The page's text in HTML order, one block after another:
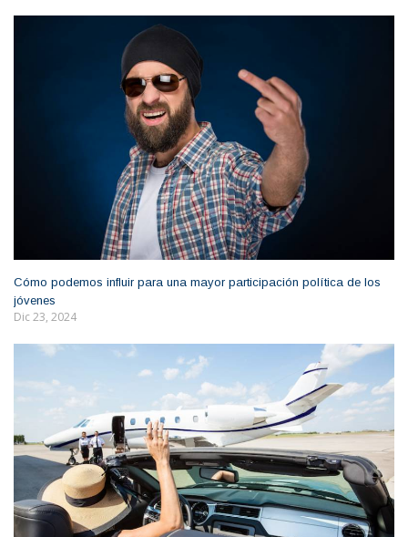
Cómo podemos influir para una mayor participación política de los
jóvenes
Dic 23, 2024